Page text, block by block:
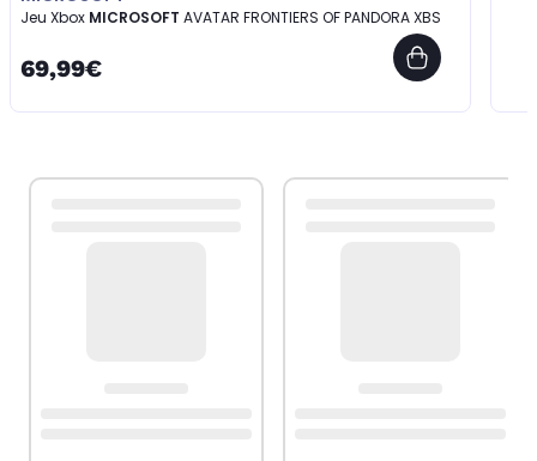
Jeu Xbox MICROSOFT AVATAR FRONTIERS OF PANDORA XBS
69,99€